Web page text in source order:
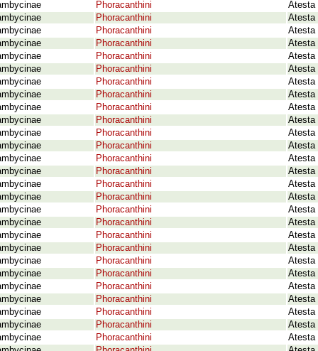
Phoracanthini
Atesta
Phoracanthini
Atesta
Phoracanthini
Atesta
Phoracanthini
Atesta
Phoracanthini
Atesta
Phoracanthini
Atesta
Phoracanthini
Atesta
Phoracanthini
Atesta
Phoracanthini
Atesta
Phoracanthini
Atesta
Phoracanthini
Atesta
Phoracanthini
Atesta
Phoracanthini
Atesta
Phoracanthini
Atesta
Phoracanthini
Atesta
Phoracanthini
Atesta
Phoracanthini
Atesta
Phoracanthini
Atesta
Phoracanthini
Atesta
Phoracanthini
Atesta
Phoracanthini
Atesta
Phoracanthini
Atesta
Phoracanthini
Atesta
Phoracanthini
Atesta
Phoracanthini
Atesta
Phoracanthini
Atesta
Phoracanthini
Atesta